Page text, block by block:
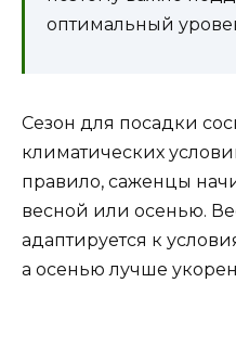
оптимальный
Сезон для посадки
климатических
правило, саженцы
весной или осенью.
адаптируется к
а осенью лучше